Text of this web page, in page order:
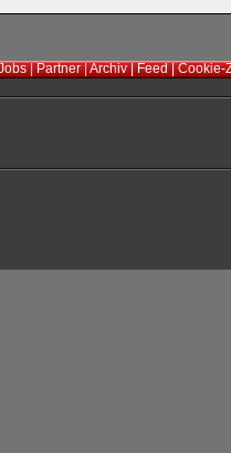
|Partner|Archiv|Feed|Cookie-